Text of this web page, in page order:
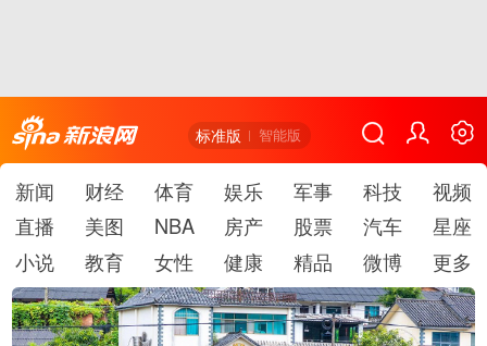
标准版 智能版
新闻 财经 体育 娱乐 军事 科技
视频
直播
美图 NBA 房产 股票 汽车
星座
小说
教育 女性 健康 精品 微博 更多